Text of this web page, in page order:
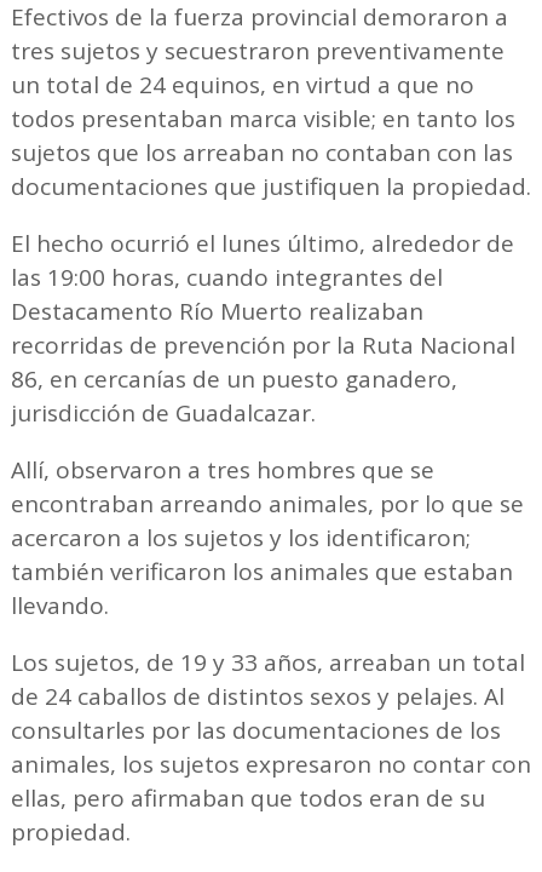
Efectivos de la fuerza provincial demoraron a
tres sujetos y secuestraron preventivamente
un total de 24 equinos, en virtud a que no
todos presentaban marca visible; en tanto los
sujetos que los arreaban no contaban con las
documentaciones que justifiquen la propiedad.
El hecho ocurrió el lunes último, alrededor de
las 19:00 horas, cuando integrantes del
Destacamento Río Muerto realizaban
recorridas de prevención por la Ruta Nacional
86, en cercanías de un puesto ganadero,
jurisdicción de Guadalcazar.
Allí, observaron a tres hombres que se
encontraban arreando animales, por lo que se
acercaron a los sujetos y los identificaron;
también verificaron los animales que estaban
llevando.
Los sujetos, de 19 y 33 años, arreaban un total
de 24 caballos de distintos sexos y pelajes. Al
consultarles por las documentaciones de los
animales, los sujetos expresaron no contar con
ellas, pero afirmaban que todos eran de su
propiedad.